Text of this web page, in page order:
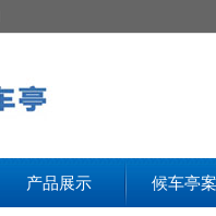
产品展示 候车亭